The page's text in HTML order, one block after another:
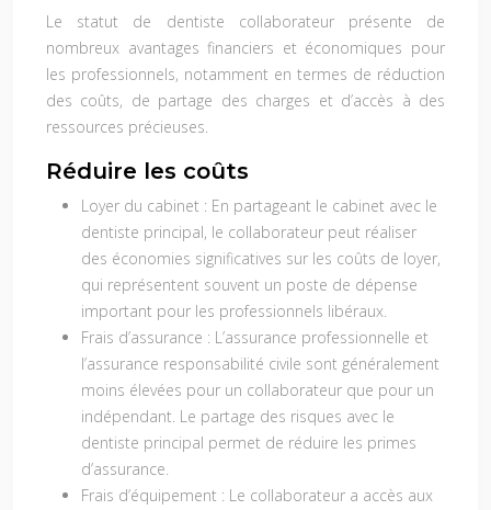
Le statut de dentiste collaborateur présente de
nombreux avantages financiers et économiques pour
les professionnels, notamment en termes de réduction
des coûts, de partage des charges et d’accès à des
ressources précieuses.
Réduire les coûts
Loyer du cabinet : En partageant le cabinet avec le
dentiste principal, le collaborateur peut réaliser
des économies significatives sur les coûts de loyer,
qui représentent souvent un poste de dépense
important pour les professionnels libéraux.
Frais d’assurance : L’assurance professionnelle et
l’assurance responsabilité civile sont généralement
moins élevées pour un collaborateur que pour un
indépendant. Le partage des risques avec le
dentiste principal permet de réduire les primes
d’assurance.
Frais d’équipement : Le collaborateur a accès aux